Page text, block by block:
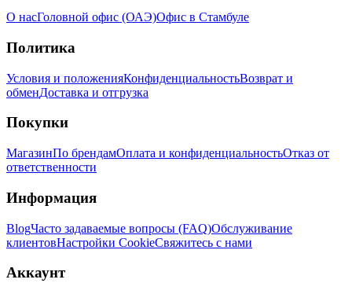
О насГоловной офис (ОАЭ)Офис в Стамбуле
Политика
Условия и положенияКонфиденциальностьВозврат и
обменДоставка и отгрузка
Покупки
МагазинПо брендамОплата и конфиденциальностьОтказ от
ответственности
Информация
BlogЧасто задаваемые вопросы (FAQ)Обслуживание
клиентовНастройки CookieСвяжитесь с нами
Аккаунт